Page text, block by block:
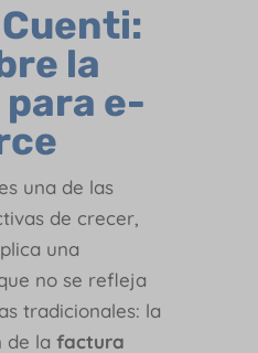
la
e-
una de las
de crecer,
una
no se refleja
tradicionales: la
de la factura